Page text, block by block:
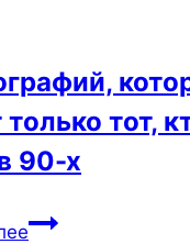
тот,
90-х
12